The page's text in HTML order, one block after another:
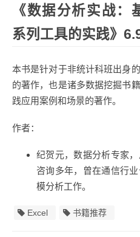
《数据分析实战：
系列工具的实践》
本书是针对于非统计科班出身
的著作，也是诸多数据挖掘书
践应用案例和场景的著作。
作者：
纪贺元，数据分析专家
咨询多年，曾在通信行
模分析工作。
Excel 书籍推荐